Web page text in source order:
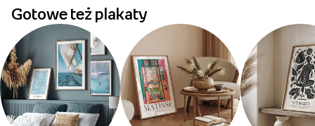
Gotowe też plakaty